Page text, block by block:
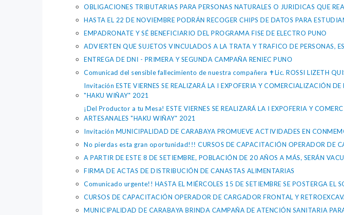
OBLIGACIONES TRIBUTARIAS PARA PERSONAS NATURALES O JURIDICAS QUE
HASTA EL 22 DE NOVIEMBRE PODRÁN RECOGER CHIPS DE DATOS PARA
EMPADRONATE Y SÉ BENEFICIARIO DEL PROGRAMA FISE DE ELECTRO PUNO
ADVIERTEN QUE SUJETOS VINCULADOS A LA TRATA Y TRAFICO DE PERSONAS,
ENTREGA DE DNI - PRIMERA Y SEGUNDA CAMPAÑA RENIEC PUNO
Comunicad del sensible fallecimiento de nuestra compañera ✝️Lic. ROSSI LIZETH
Invitación ESTE VIERNES SE REALIZARÁ LA I EXPOFERIA Y COMERCIALIZACIÓN
"HAKU WIÑAY" 2021
¡Del Productor a tu Mesa! ESTE VIERNES SE REALIZARÁ LA I EXPOFERIA Y
ARTESANALES "HAKU WIÑAY" 2021
Invitación MUNICIPALIDAD DE CARABAYA PROMUEVE ACTIVIDADES EN
No pierdas esta gran oportunidad!!! CURSOS DE CAPACITACIÓN OPERADOR DE
A PARTIR DE ESTE 8 DE SETIEMBRE, POBLACIÓN DE 20 AÑOS A MÁS, SERÁN
FIRMA DE ACTAS DE DISTRIBUCIÓN DE CANASTAS ALIMENTARIAS
Comunicado urgente!! HASTA EL MIÉRCOLES 15 DE SETIEMBRE SE POSTERGA EL
CURSOS DE CAPACITACIÓN OPERADOR DE CARGADOR FRONTAL Y
MUNICIPALIDAD DE CARABAYA BRINDA CAMPAÑA DE ATENCIÓN SANITARIA